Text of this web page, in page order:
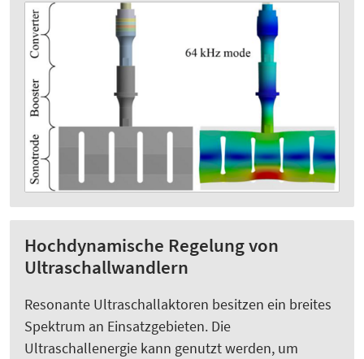
Hochdynamische Regelung von
Ultraschallwandlern
Resonante Ultraschallaktoren besitzen ein breites
Spektrum an Einsatzgebieten. Die
Ultraschallenergie kann genutzt werden, um